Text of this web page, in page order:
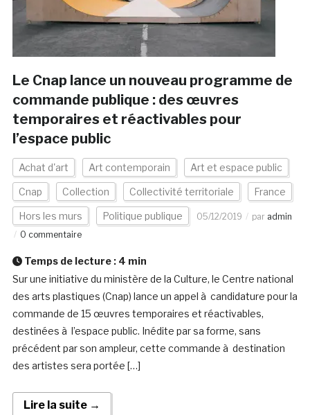
Le Cnap lance un nouveau programme de
commande publique : des œuvres
temporaires et réactivables pour
l’espace public
Achat d'art Art contemporain Art et espace public
Cnap Collection Collectivité territoriale France
Hors les murs Politique publique 05/12/2019 par admin
0 commentaire
Temps de lecture : 4 min
Sur une initiative du ministère de la Culture, le Centre national
des arts plastiques (Cnap) lance un appel à candidature pour la
commande de 15 œuvres temporaires et réactivables,
destinées à l’espace public. Inédite par sa forme, sans
précédent par son ampleur, cette commande à destination
des artistes sera portée […]
Lire la suite →